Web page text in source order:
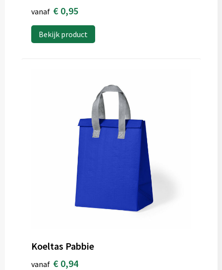
vanaf € 0,95
Bekijk product
Koeltas Pabbie
vanaf € 0,94